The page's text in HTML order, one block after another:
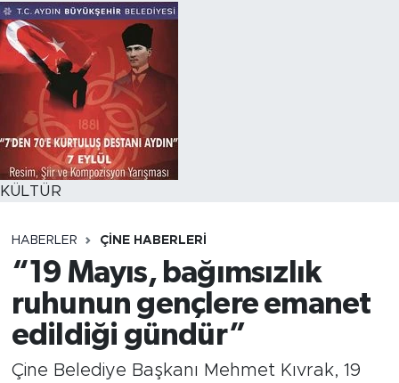
KÜLTÜR
HABERLER ÇINE HABERLERI
“19 Mayıs, bağımsızlık
ruhunun gençlere emanet
edildiği gündür”
Çine Belediye Başkanı Mehmet Kıvrak, 19